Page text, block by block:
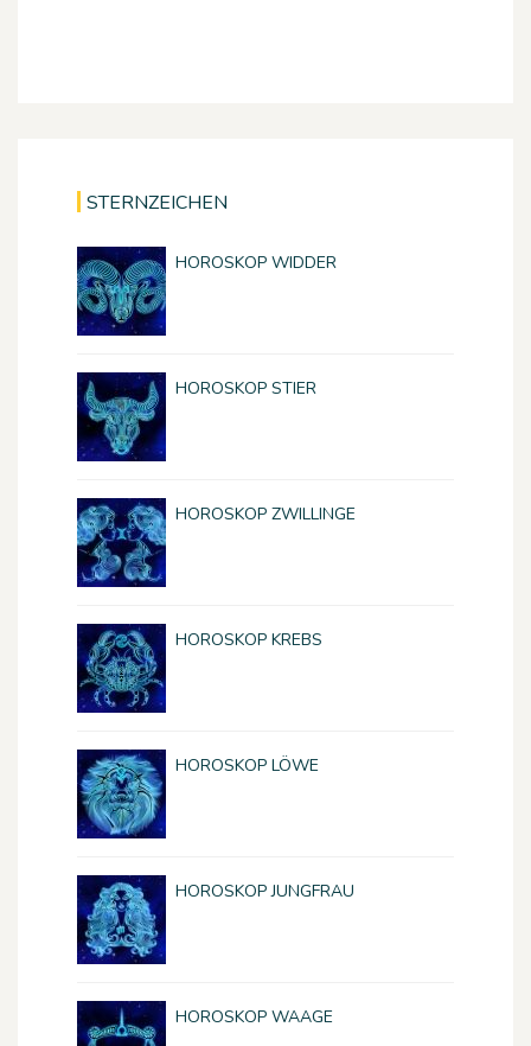
STERNZEICHEN
HOROSKOP WIDDER
HOROSKOP STIER
HOROSKOP ZWILLINGE
HOROSKOP KREBS
HOROSKOP LÖWE
HOROSKOP JUNGFRAU
HOROSKOP WAAGE